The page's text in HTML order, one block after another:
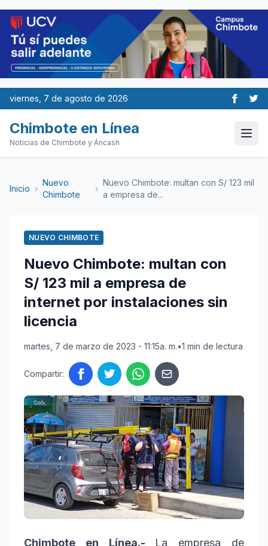
viernes, 7 de agosto de 2026
Chimbote en Línea
Noticias de Chimbote y Áncash
Inicio ›
Nuevo
Chimbote
›
Nuevo Chimbote: multan con S/ 123 mil
a empresa de...
NUEVO CHIMBOTE
Nuevo Chimbote: multan con
S/ 123 mil a empresa de
internet por instalaciones sin
licencia
martes, 7 de marzo de 2023 - 11:15a. m.•1 min de lectura
Compartir:
Chimbote en Línea.- La empresa de